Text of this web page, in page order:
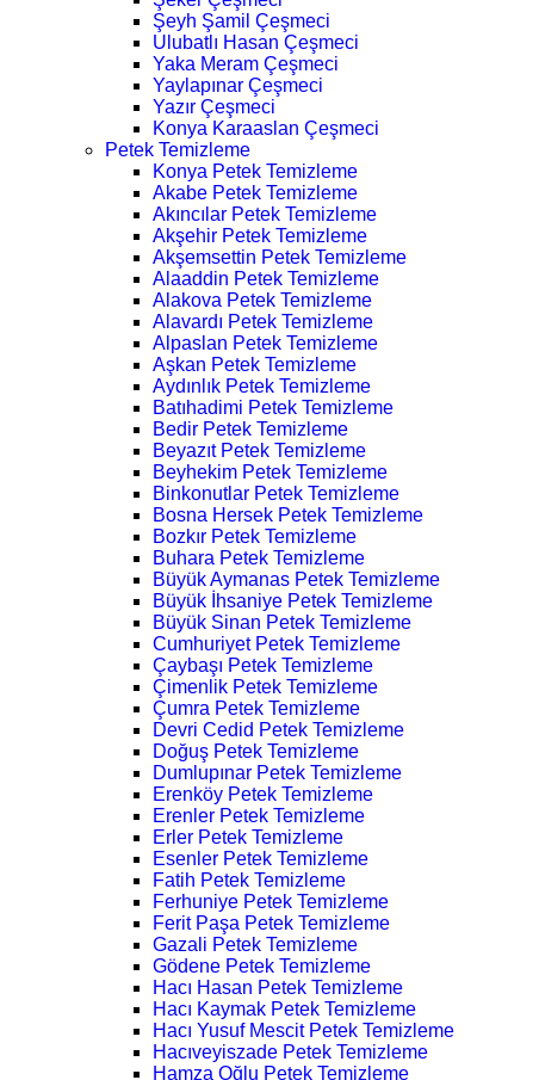
Şeyh Şamil Çeşmeci
Ulubatlı Hasan Çeşmeci
Yaka Meram Çeşmeci
Yaylapınar Çeşmeci
Yazır Çeşmeci
Konya Karaaslan Çeşmeci
Petek Temizleme
Konya Petek Temizleme
Akabe Petek Temizleme
Akıncılar Petek Temizleme
Akşehir Petek Temizleme
Akşemsettin Petek Temizleme
Alaaddin Petek Temizleme
Alakova Petek Temizleme
Alavardı Petek Temizleme
Alpaslan Petek Temizleme
Aşkan Petek Temizleme
Aydınlık Petek Temizleme
Batıhadimi Petek Temizleme
Bedir Petek Temizleme
Beyazıt Petek Temizleme
Beyhekim Petek Temizleme
Binkonutlar Petek Temizleme
Bosna Hersek Petek Temizleme
Bozkır Petek Temizleme
Buhara Petek Temizleme
Büyük Aymanas Petek Temizleme
Büyük İhsaniye Petek Temizleme
Büyük Sinan Petek Temizleme
Cumhuriyet Petek Temizleme
Çaybaşı Petek Temizleme
Çimenlik Petek Temizleme
Çumra Petek Temizleme
Devri Cedid Petek Temizleme
Doğuş Petek Temizleme
Dumlupınar Petek Temizleme
Erenköy Petek Temizleme
Erenler Petek Temizleme
Erler Petek Temizleme
Esenler Petek Temizleme
Fatih Petek Temizleme
Ferhuniye Petek Temizleme
Ferit Paşa Petek Temizleme
Gazali Petek Temizleme
Gödene Petek Temizleme
Hacı Hasan Petek Temizleme
Hacı Kaymak Petek Temizleme
Hacı Yusuf Mescit Petek Temizleme
Hacıveyiszade Petek Temizleme
Hamza Oğlu Petek Temizleme